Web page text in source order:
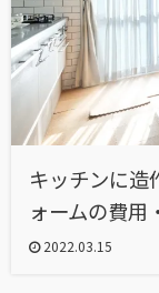
キッチンに造
ォームの費用
2022.03.15